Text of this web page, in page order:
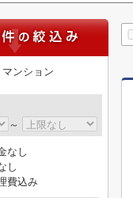
マンション
～
なし
し
費込み